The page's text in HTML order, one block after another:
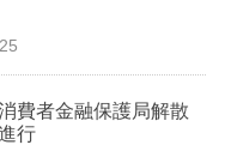
費者金融保護局解散
行